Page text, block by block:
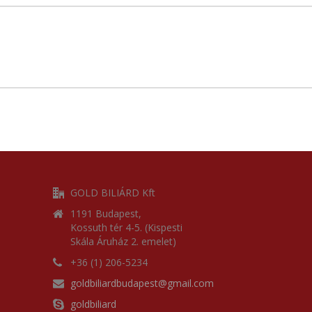
GOLD BILIÁRD Kft
1191 Budapest,
Kossuth tér 4-5. (Kispesti
Skála Áruház 2. emelet)
+36 (1) 206-5234
goldbiliardbudapest@gmail.com
goldbiliard